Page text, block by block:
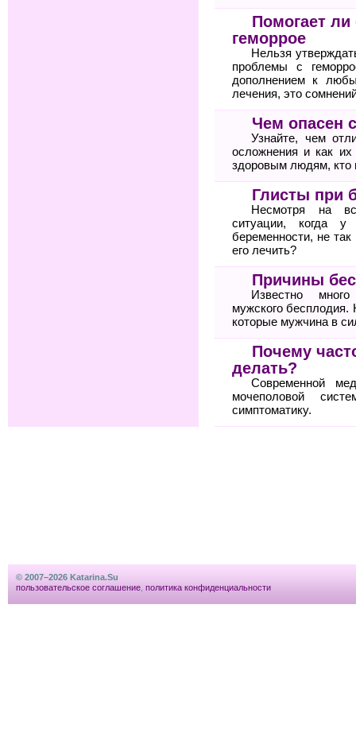
Помогает
геморрое
Нельзя
проблемы с
дополнением к
лечения, это
Чем опасен
Узнайте, чем
осложнения и как
здоровым людям, кто
Глисты при
Несмотря на
ситуации, когда
беременности, не
его лечить?
Причины
Известно
мужского бесплодия.
которые мужчина в
Почему
делать?
Современной
мочеполовой
симптоматику.
© 2007–2026 Katarina.Su
пользовательское соглашение политика конфиденциальности